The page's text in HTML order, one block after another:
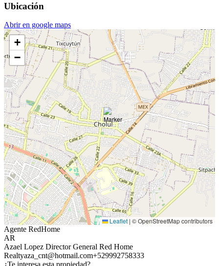
Ubicación
Abrir en google maps
+
−
Leaflet | © OpenStreetMap contributors
Agente RedHome
AR
Azael Lopez Director General Red Home
Realtyaza_cnt@hotmail.com+529992758333